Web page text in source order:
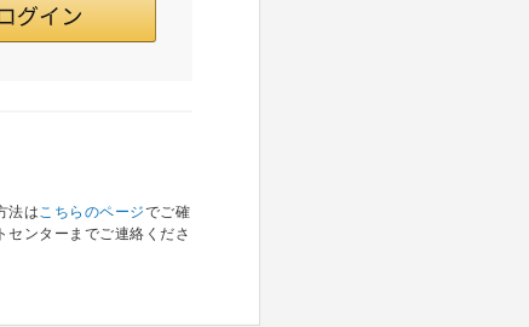
法はこちらのページでご確
センターまでご連絡くださ